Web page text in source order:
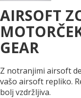
AIRSOFT
GEAR
Z notranjimi airsoft
vašo airsoft repliko.
bolj vzdržljiva.